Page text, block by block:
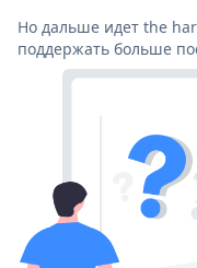
Но дальше идет the
поддержать больше